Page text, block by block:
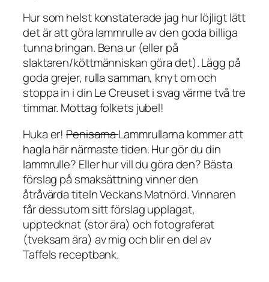
Hur som helst konstaterade jag hur löjligt lätt
det är att göra lammrulle av den goda billiga
tunna bringan. Bena ur (eller på
slaktaren/köttmänniskan göra det). Lägg på
goda grejer, rulla samman, knyt om och
stoppa in i din Le Creuset i svag värme två tre
timmar. Mottag folkets jubel!
Huka er!PenisarnaLammrullarna kommer att
hagla här närmaste tiden. Hur gör du din
lammrulle? Eller hur vill du göra den? Bästa
förslag på smaksättning vinner den
åtråvärda titeln Veckans Matnörd. Vinnaren
får dessutom sitt förslag upplagat,
upptecknat (stor ära) och fotograferat
(tveksam ära) av mig och blir en del av
Taffels receptbank.